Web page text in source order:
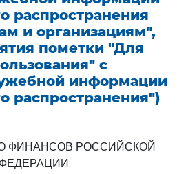
распространения
и организациям",
пометки "Для
с
информации
распространения")
ФИНАНСОВ РОССИЙСКОЙ
ФЕДЕРАЦИИ